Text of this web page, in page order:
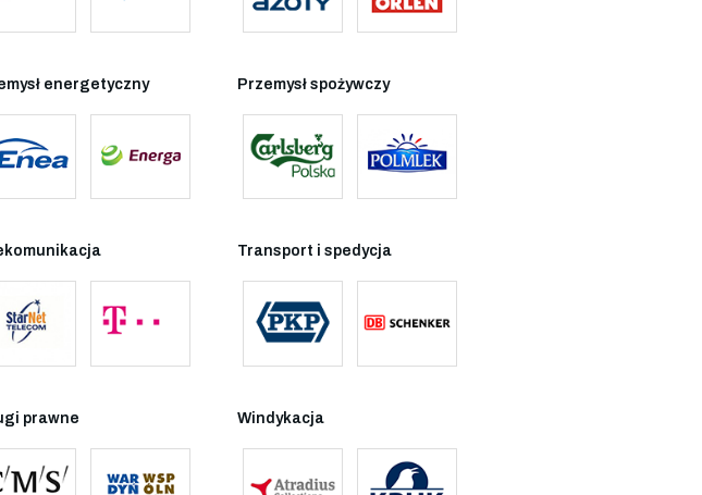
energetyczny Przemysł spożywczy
Transport i spedycja
prawne Windykacja